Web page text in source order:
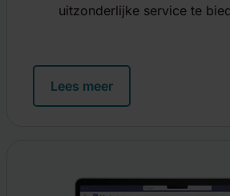
uitzonderlijke service te
Lees meer